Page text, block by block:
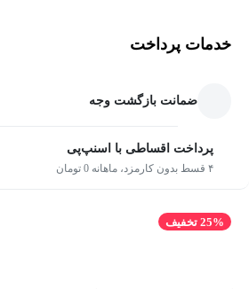
خدمات پرداخت
ضمانت بازگشت وجه
پرداخت اقساطی با اسنپ‌پی
۴ قسط بدون کارمزد، ماهانه 0 تومان
25% تخفیف